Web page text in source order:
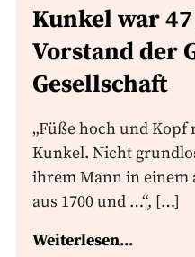
Kunkel war
Vorstand der
Gesellschaft
„Füße hoch und
Kunkel. Nicht
ihrem Mann in einem
aus 1700 und …“, […]
Weiterlesen...